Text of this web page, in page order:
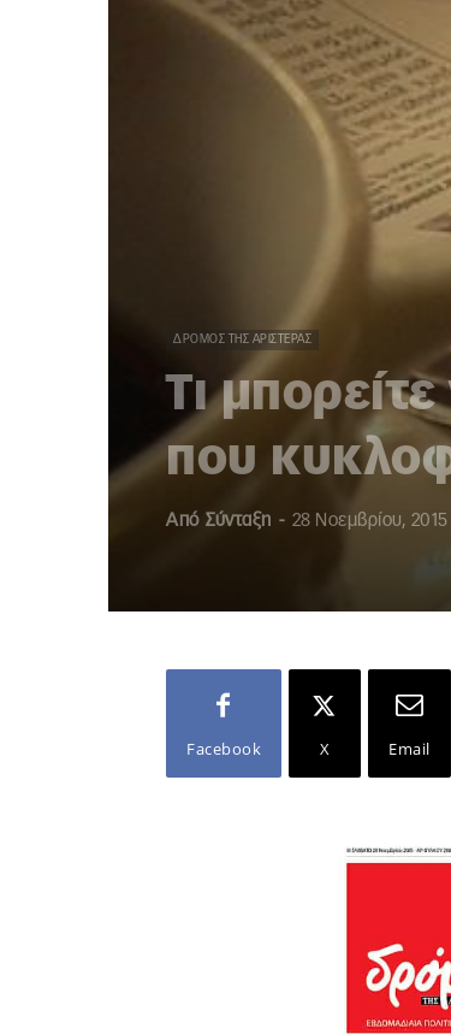
ΔΡΌΜΟΣ ΤΗΣ ΑΡΙΣΤΕΡΆΣ
Τι
που
Από Σύνταξη - 28 Νοεμβρίου, 2015
Facebook X Email